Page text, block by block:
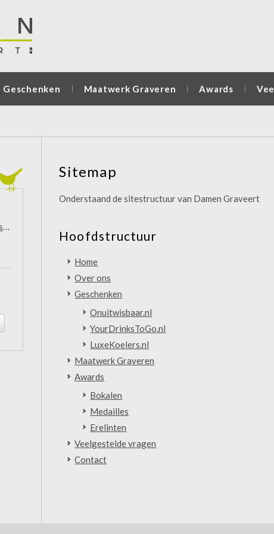
Geschenken Maatwerk Graveren Awards
Sitemap
Onderstaand de sitestructuur van Damen Graveert
Hoofdstructuur
Home
Over ons
Geschenken
Onuitwisbaar.nl
YourDrinksToGo.nl
LuxeKoelers.nl
Maatwerk Graveren
Awards
Bokalen
Medailles
Erelinten
Veelgestelde vragen
Contact
amnesia-